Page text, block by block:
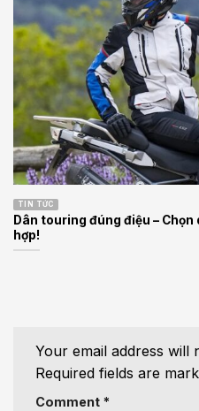
TIN TỨC
Dân touring đúng điệu –
hợp!
Your email address will
Required fields are
Comment *